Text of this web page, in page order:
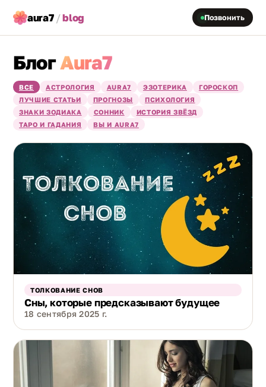
aura7 /blog Позвонить
БлогAura7
ВСЕ АСТРОЛОГИЯ AURA7 ЭЗОТЕРИКА
ГОРОСКОП
ЛУЧШИЕ СТАТЬИ
ПРОГНОЗЫ
ПСИХОЛОГИЯ
ЗНАКИ ЗОДИАКА
СОННИК
ИСТОРИЯ ЗВЁЗД
ТАРО И ГАДАНИЯ
ВЫ И AURA7
ТОЛКОВАНИЕ СНОВ
Сны, которые предсказывают будущее
18 сентября 2025 г.